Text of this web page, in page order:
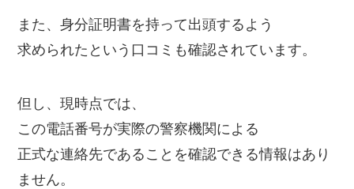
また、身分証明書を持って出頭するよう
求められたという口コミも確認されています。
但し、現時点では、
この電話番号が実際の警察機関による
正式な連絡先であることを確認できる情報はあり
ません。